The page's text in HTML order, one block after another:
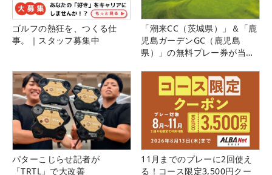
ゴルフの熱狂を、つくる仕
事。｜スタッフ募集中
「潮来CC（茨城県）」＆「鹿
児島ガーデンGC（鹿児島
県）」の無料プレー券が当た
パターこじらせ記者が
「TRTL」で大改善
11月までのプレーに2回使え
る！コース限定3,500円クー